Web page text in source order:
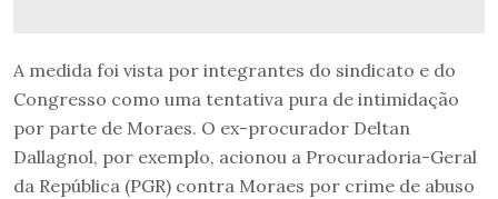
A medida foi vista por integrantes do sindicato e do
Congresso como uma tentativa pura de intimidação
por parte de Moraes. O ex-procurador Deltan
Dallagnol, por exemplo, acionou a Procuradoria-Geral
da República (PGR) contra Moraes por crime de abuso